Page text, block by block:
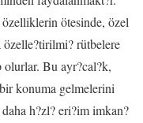
ötesinde, özel
özelle?tirilmi? rütbelere
olurlar. Bu ayr?cal?k,
konuma gelmelerini
h?zl? eri?im imkan?